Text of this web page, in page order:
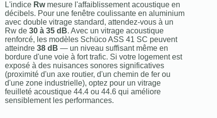
L'indice Rwmesure l'affaiblissement acoustique en
décibels. Pour une fenêtre coulissante en aluminium
avec double vitrage standard, attendez-vous à un
Rw de 30 à 35 dB. Avec un vitrage acoustique
renforcé, les modèles Schüco ASS 41 SC peuvent
atteindre 38 dB — un niveau suffisant même en
bordure d'une voie à fort trafic. Si votre logement est
exposé à des nuisances sonores significatives
(proximité d'un axe routier, d'un chemin de fer ou
d'une zone industrielle), optez pour un vitrage
feuilleté acoustique 44.4 ou 44.6 qui améliore
sensiblement les performances.